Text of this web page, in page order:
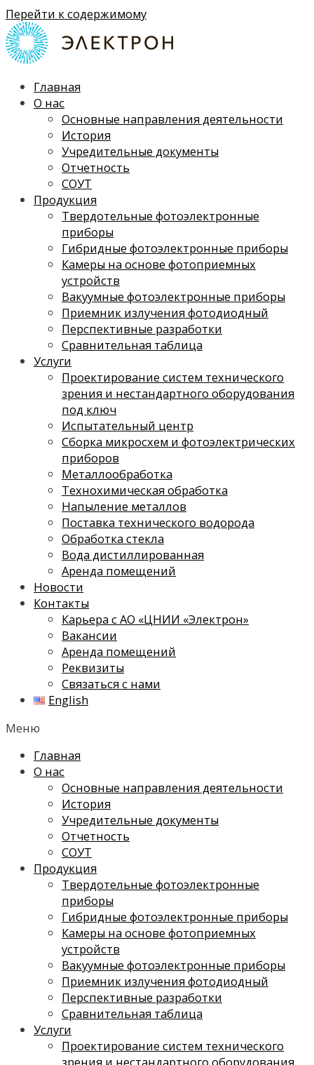
Перейти к содержимому
Главная
О нас
Основные направления деятельности
История
Учредительные документы
Отчетность
СОУТ
Продукция
Твердотельные фотоэлектронные
приборы
Гибридные фотоэлектронные приборы
Камеры на основе фотоприемных
устройств
Вакуумные фотоэлектронные приборы
Приемник излучения фотодиодный
Перспективные разработки
Сравнительная таблица
Услуги
Проектирование систем технического
зрения и нестандартного оборудования
под ключ
Испытательный центр
Сборка микросхем и фотоэлектрических
приборов
Металлообработка
Технохимическая обработка
Напыление металлов
Поставка технического водорода
Обработка стекла
Вода дистиллированная
Аренда помещений
Новости
Контакты
Карьера с АО «ЦНИИ «Электрон»
Вакансии
Аренда помещений
Реквизиты
Связаться с нами
English
Меню
Главная
О нас
Основные направления деятельности
История
Учредительные документы
Отчетность
СОУТ
Продукция
Твердотельные фотоэлектронные
приборы
Гибридные фотоэлектронные приборы
Камеры на основе фотоприемных
устройств
Вакуумные фотоэлектронные приборы
Приемник излучения фотодиодный
Перспективные разработки
Сравнительная таблица
Услуги
Проектирование систем технического